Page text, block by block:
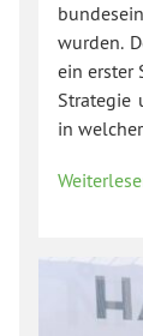
wurden.
ein erster
Strategie
in